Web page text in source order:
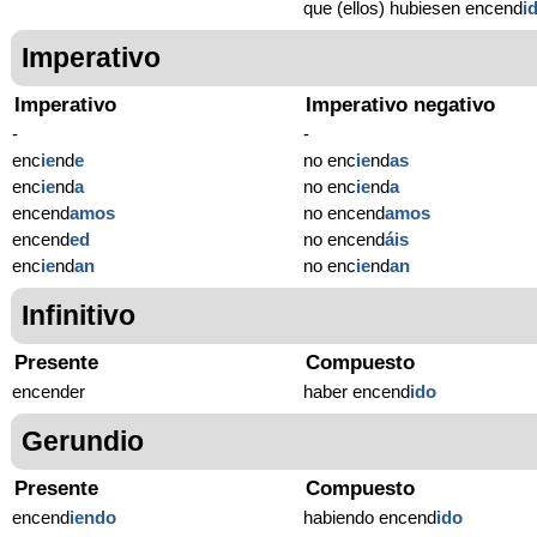
que (ellos) hubiesen encend
Imperativo
Imperativo
-
enciende
encienda
encendamos
encended
enciendan
Imperativo negativo
-
no enciendas
no encienda
no encendamos
no encendáis
no enciendan
Infinitivo
Presente
encender
Compuesto
haber encendido
Gerundio
Presente
encendiendo
Compuesto
habiendo encendido